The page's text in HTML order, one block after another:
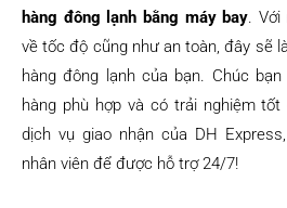
hàng đông lạnh bằng máy bay. Với
về tốc độ cũng như an toàn, đây sẽ
hàng đông lạnh của bạn. Chúc
hàng phù hợp và có trải nghiệm
dịch vụ giao nhận của DH
nhân viên để được hỗ trợ 24/7!